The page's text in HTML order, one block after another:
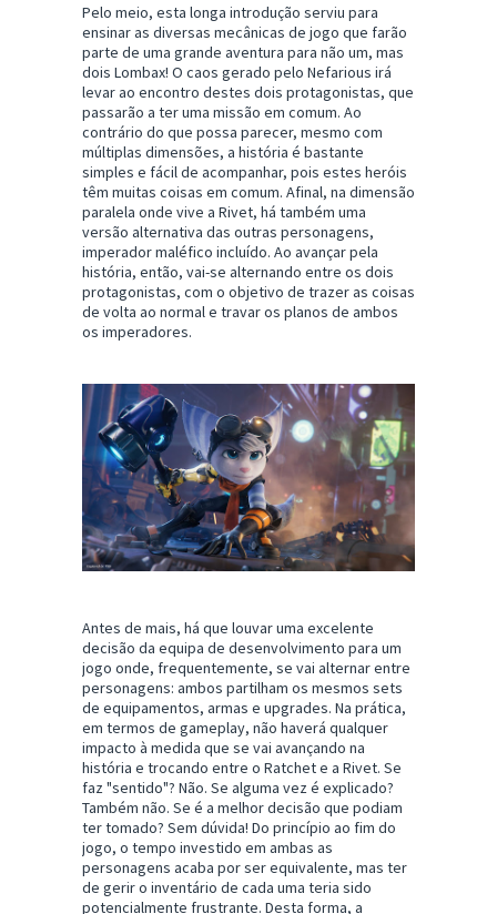
Pelo meio, esta longa introdução serviu para
ensinar as diversas mecânicas de jogo que farão
parte de uma grande aventura para não um, mas
dois Lombax! O caos gerado pelo Nefarious irá
levar ao encontro destes dois protagonistas, que
passarão a ter uma missão em comum. Ao
contrário do que possa parecer, mesmo com
múltiplas dimensões, a história é bastante
simples e fácil de acompanhar, pois estes heróis
têm muitas coisas em comum. Afinal, na dimensão
paralela onde vive a Rivet, há também uma
versão alternativa das outras personagens,
imperador maléfico incluído. Ao avançar pela
história, então, vai-se alternando entre os dois
protagonistas, com o objetivo de trazer as coisas
de volta ao normal e travar os planos de ambos
os imperadores.
Antes de mais, há que louvar uma excelente
decisão da equipa de desenvolvimento para um
jogo onde, frequentemente, se vai alternar entre
personagens: ambos partilham os mesmos sets
de equipamentos, armas e upgrades. Na prática,
em termos de gameplay, não haverá qualquer
impacto à medida que se vai avançando na
história e trocando entre o Ratchet e a Rivet. Se
faz "sentido"? Não. Se alguma vez é explicado?
Também não. Se é a melhor decisão que podiam
ter tomado? Sem dúvida! Do princípio ao fim do
jogo, o tempo investido em ambas as
personagens acaba por ser equivalente, mas ter
de gerir o inventário de cada uma teria sido
potencialmente frustrante. Desta forma, a